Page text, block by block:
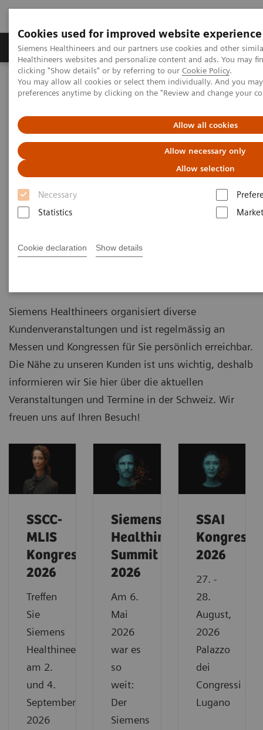
Cookies used for improved website experience
Siemens Healthineers and our partners use cookies and other
Healthineers websites and personalize content and ads. You may
clicking "Show details" or by referring to our Cookie Policy.
You may allow all cookies or select them individually. And you
preferences anytime by clicking on the "Review and change your
Allow all cookies
Allow necessary only
Allow selection
Necessary
Statistics
Cookie declaration Show details
Produkte & Services Fachbereiche
Home News & Events
News & Events
Bleiben Sie auf dem Laufenden über
Neuigkeiten und Trends aus dem
Events, Trainings und
Siemens Healthineers organisiert diverse
Kundenveranstaltungen und ist regelmässig an
Messen und Kongressen für Sie persönlich erreichbar.
Die Nähe zu unseren Kunden ist uns wichtig, deshalb
informieren wir Sie hier über die aktuellen
Veranstaltungen und Termine in der Schweiz. Wir
freuen uns auf Ihren Besuch!
SSCC-
MLIS
Kongress
2026
Treffen
Sie
Siemens
Healthineers
am 2.
und 4.
September
2026
Siemens
Healthineers
Summit
2026
Am 6.
Mai
2026
war es
so
weit:
Der
Siemens
SSAI
Kongress
2026
27. -
28.
August,
2026
Palazzo
dei
Congressi
Lugano